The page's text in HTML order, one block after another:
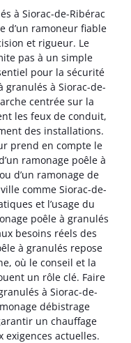
à Siorac-de-Ribérac
d’un ramoneur fiable
et rigueur. Le
pas à un simple
pour la sécurité
granulés à Siorac-de-
centrée sur la
les feux de conduit,
des installations.
prend en compte le
ramonage poêle à
d’un ramonage de
comme Siorac-de-
et l’usage du
poêle à granulés
besoins réels des
à granulés repose
où le conseil et la
un rôle clé. Faire
à Siorac-de-
débistrage
un chauffage
actuelles.